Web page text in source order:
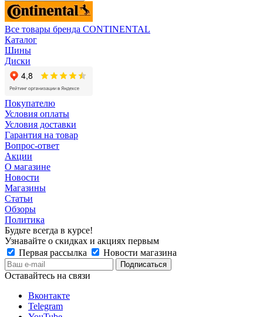
Все товары бренда CONTINENTAL
Каталог
Шины
Диски
Покупателю
Условия оплаты
Условия доставки
Гарантия на товар
Вопрос-ответ
Акции
О магазине
Новости
Магазины
Статьи
Обзоры
Политика
Будьте всегда в курсе!
Узнавайте о скидках и акциях первым
Первая рассылка
Новости магазина
Оставайтесь на связи
Вконтакте
Telegram